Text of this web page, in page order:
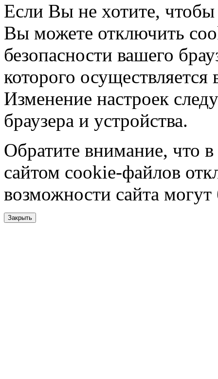
Если Вы не хотите,
Вы можете отключить
безопасности вашего
которого
Изменение настроек
браузера и устройства.
Обратите внимание, что в
сайтом cookie-файлов
возможности сайта
Закрыть